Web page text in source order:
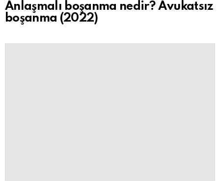
Anlaşmalı boşanma nedir? Avukatsız
boşanma (2022)